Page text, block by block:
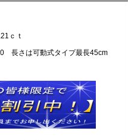
ｃｔ
さは可動式タイプ最長45cm